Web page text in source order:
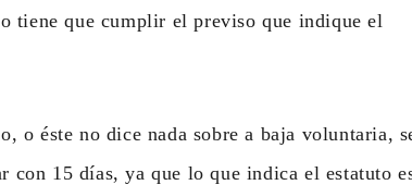
tiene que cumplir el previso que indique el
o éste no dice nada sobre a baja voluntaria,
con 15 días, ya que lo que indica el estatuto